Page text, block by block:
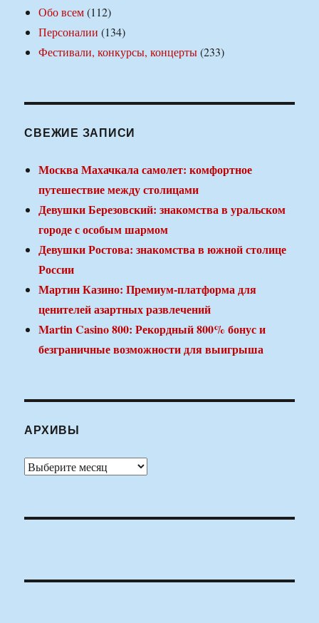
Обо всем(112)
Персоналии (134)
Фестивали, конкурсы, концерты(233)
СВЕЖИЕ ЗАПИСИ
Москва Махачкала самолет: комфортное
путешествие между столицами
Девушки Березовский: знакомства в уральском
городе с особым шармом
Девушки Ростова: знакомства в южной столице
России
Мартин Казино: Премиум-платформа для
ценителей азартных развлечений
Martin Casino 800: Рекордный 800% бонус и
безграничные возможности для выигрыша
АРХИВЫ
Архивы